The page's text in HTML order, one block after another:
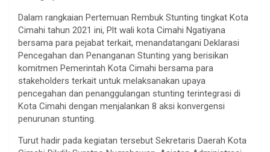
Dalam rangkaian Pertemuan Rembuk Stunting tingkat Kota
Cimahi tahun 2021 ini, Plt wali kota Cimahi Ngatiyana
bersama para pejabat terkait, menandatangani Deklarasi
Pencegahan dan Penanganan Stunting yang berisikan
komitmen Pemerintah Kota Cimahi bersama para
stakeholders terkait untuk melaksanakan upaya
pencegahan dan penanggulangan stunting terintegrasi di
Kota Cimahi dengan menjalankan 8 aksi konvergensi
penurunan stunting.
Turut hadir pada kegiatan tersebut Sekretaris Daerah Kota